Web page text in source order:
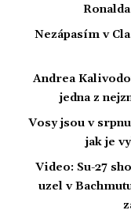
Nezápasím v
Andrea
jedna z
Vosy jsou v
jak je
Video: Su-27
uzel v